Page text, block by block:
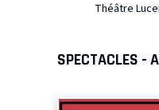
Théâtre
SPECTACLES -